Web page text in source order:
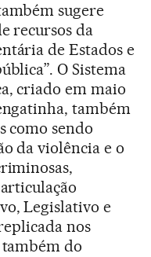
sugere
recursos da
de Estados e
O Sistema
criado em maio
também
como sendo
da violência e o
Legislativo e
nos
do